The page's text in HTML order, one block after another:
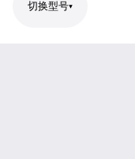
切换型号